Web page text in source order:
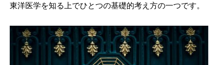
東洋医学を知る上でひとつの基礎的考え方の一つです。